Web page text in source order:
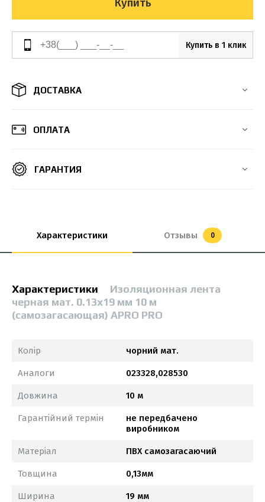
Купить в 1 клик
ДОСТАВКА
ОПЛАТА
ГАРАНТИЯ
Характеристики Отзывы 0
Характеристики
Изоляционная лента
черная мат. 0.13х19 мм 10 м
(самозагасающая) APRO PRO
Колір чорний мат.
Аналоги 023328,028530
Довжина 10 м
Гарантійний термін
не передбачено
виробником
Матеріал ПВХ самозагасаючий
Товщина 0,13мм
Ширина 19 мм